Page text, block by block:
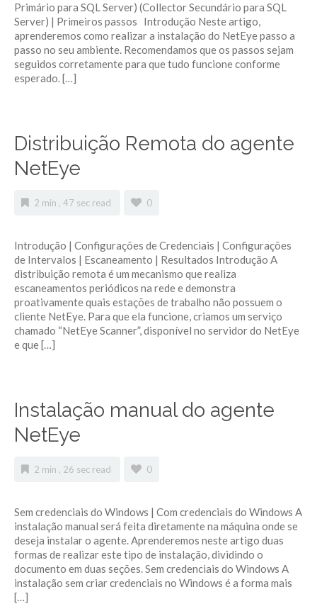
Primário para SQL Server) (Collector Secundário para SQL
Server) | Primeiros passos Introdução Neste artigo,
aprenderemos como realizar a instalação do NetEye passo a
passo no seu ambiente. Recomendamos que os passos sejam
seguidos corretamente para que tudo funcione conforme
esperado. […]
Distribuição Remota do agente
NetEye
2 min , 47 sec read 0
Introdução | Configurações de Credenciais | Configurações
de Intervalos | Escaneamento | Resultados Introdução A
distribuição remota é um mecanismo que realiza
escaneamentos periódicos na rede e demonstra
proativamente quais estações de trabalho não possuem o
cliente NetEye. Para que ela funcione, criamos um serviço
chamado “NetEye Scanner”, disponível no servidor do NetEye
e que […]
Instalação manual do agente
NetEye
2 min , 26 sec read 0
Sem credenciais do Windows | Com credenciais do Windows A
instalação manual será feita diretamente na máquina onde se
deseja instalar o agente. Aprenderemos neste artigo duas
formas de realizar este tipo de instalação, dividindo o
documento em duas seções. Sem credenciais do Windows A
instalação sem criar credenciais no Windows é a forma mais
[…]